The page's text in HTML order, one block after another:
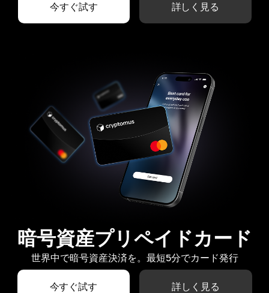
今すぐ試す 詳しく見る
暗号資産プリペイドカード
世界中で暗号資産決済を。最短5分でカード発行
今すぐ試す 詳しく見る